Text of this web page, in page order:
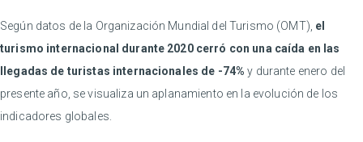
Según datos de la Organización Mundial del Turismo (OMT), el
turismo internacional durante 2020 cerró con una caída en las
llegadas de turistas internacionales de -74% y durante enero del
presente año, se visualiza un aplanamiento en la evolución de los
indicadores globales.